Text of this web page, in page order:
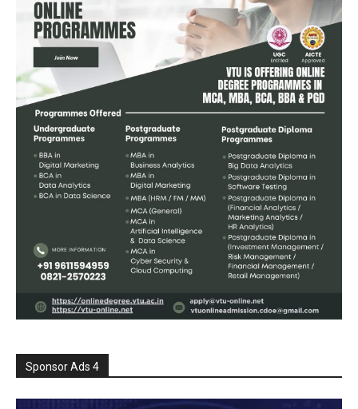
Sponsor Ads 4